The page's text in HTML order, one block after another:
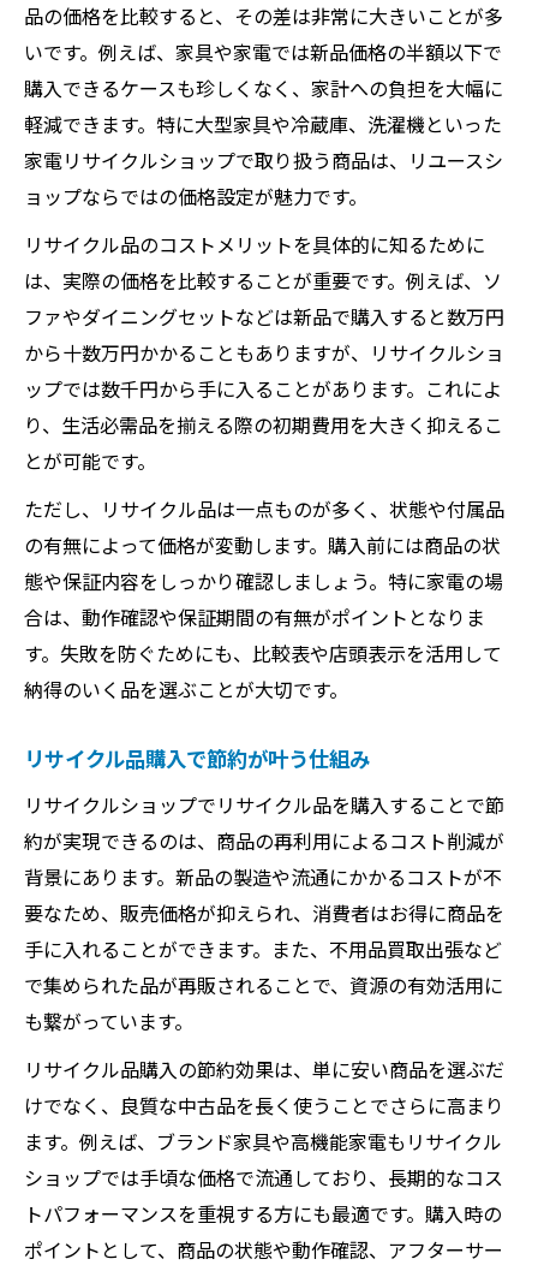
品の価格を比較すると、その差は非常に大きいことが多
いです。例えば、家具や家電では新品価格の半額以下で
購入できるケースも珍しくなく、家計への負担を大幅に
軽減できます。特に大型家具や冷蔵庫、洗濯機といった
家電リサイクルショップで取り扱う商品は、リユースシ
ョップならではの価格設定が魅力です。
リサイクル品のコストメリットを具体的に知るために
は、実際の価格を比較することが重要です。例えば、ソ
ファやダイニングセットなどは新品で購入すると数万円
から十数万円かかることもありますが、リサイクルショ
ップでは数千円から手に入ることがあります。これによ
り、生活必需品を揃える際の初期費用を大きく抑えるこ
とが可能です。
ただし、リサイクル品は一点ものが多く、状態や付属品
の有無によって価格が変動します。購入前には商品の状
態や保証内容をしっかり確認しましょう。特に家電の場
合は、動作確認や保証期間の有無がポイントとなりま
す。失敗を防ぐためにも、比較表や店頭表示を活用して
納得のいく品を選ぶことが大切です。
リサイクル品購入で節約が叶う仕組み
リサイクルショップでリサイクル品を購入することで節
約が実現できるのは、商品の再利用によるコスト削減が
背景にあります。新品の製造や流通にかかるコストが不
要なため、販売価格が抑えられ、消費者はお得に商品を
手に入れることができます。また、不用品買取出張など
で集められた品が再販されることで、資源の有効活用に
も繋がっています。
リサイクル品購入の節約効果は、単に安い商品を選ぶだ
けでなく、良質な中古品を長く使うことでさらに高まり
ます。例えば、ブランド家具や高機能家電もリサイクル
ショップでは手頃な価格で流通しており、長期的なコス
トパフォーマンスを重視する方にも最適です。購入時の
ポイントとして、商品の状態や動作確認、アフターサー